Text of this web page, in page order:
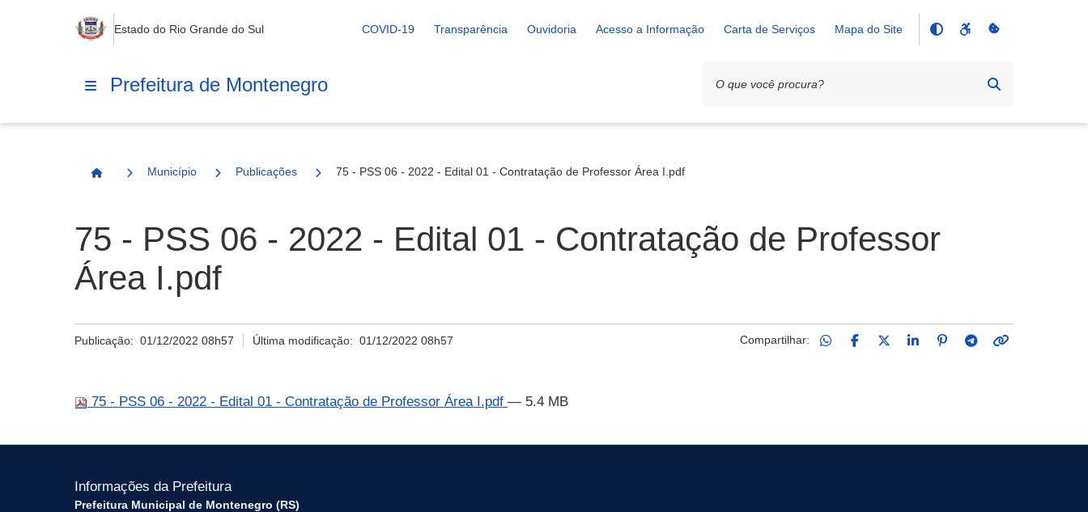
Estado do Rio Grande do Sul COVID-19 Transparência Ouvidoria Acesso a Informação Carta de Serviços Mapa do Site
Prefeitura de Montenegro
Página Inicial
Município Publicações 75 - PSS 06 - 2022 - Edital 01 - Contratação de Professor Área I.pdf
75 - PSS 06 - 2022 - Edital 01 - Contratação de Professor
Área I.pdf
Publicação: 01/12/2022 08h57 Última modificação:01/12/2022 08h57 Compartilhar:
75 - PSS 06 - 2022 - Edital 01 - Contratação de Professor Área I.pdf — 5.4 MB
Informações da Prefeitura
Prefeitura Municipal de Montenegro (RS)